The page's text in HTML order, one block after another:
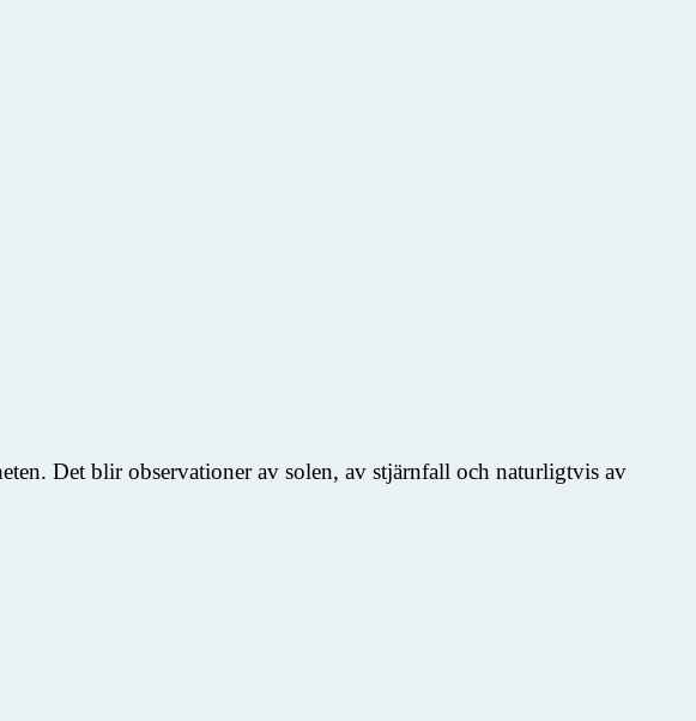
Det blir observationer av solen, av stjärnfall och naturligtvis av